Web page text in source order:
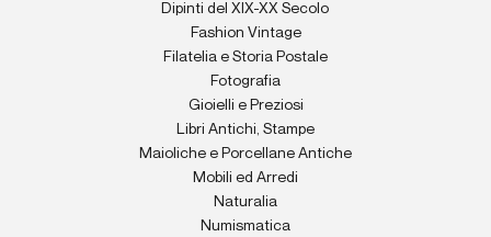
Dipinti del XIX-XX Secolo
Fashion Vintage
Filatelia e Storia Postale
Fotografia
Gioielli e Preziosi
Libri Antichi, Stampe
Maioliche e Porcellane Antiche
Mobili ed Arredi
Naturalia
Numismatica